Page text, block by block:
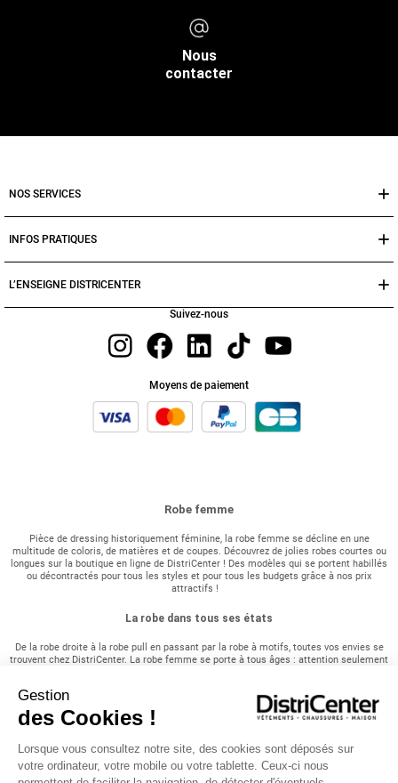
Gestion
des Cookies !
Lorsque vous consultez notre site, des cookies sont déposés sur
votre ordinateur, votre mobile ou votre tablette. Ceux-ci nous
Robe femme
Pièce de dressing historiquement féminine, la robe femme se décline en une
multitude de coloris, de matières et de coupes. Découvrez de jolies robes courtes ou
longues sur la boutique en ligne de DistriCenter ! Des modèles qui se portent habillés
ou décontractés pour tous les styles et pour tous les budgets grâce à nos prix
attractifs !
La robe dans tous ses états
De la robe droite à la robe pull en passant par la robe à motifs, toutes vos envies se
trouvent chez DistriCenter. La robe femme se porte à tous âges : attention seulement
robe bustier associée à des escarpins ou des sandales à talons hauts sans vous
ruiner. En périodes de fêtes ou de cérémonie comme les baptêmes, les communions
et les mariages, notre collection s'adapte pour vous satisfaire et vous vêtir en ces
tendances, vous en trouverez quelques modèles dans cette catégorie. Vous pourrez la
porter avec des baskets, des bottines ou des chaussures à lacets et par conséquent
multiplier les looks avec seulement une seule tenue. En été, la saison de la robe
Nous
contacter
NOS SERVICES
INFOS PRATIQUES
L’ENSEIGNE DISTRICENTER
Suivez-nous
Moyens de paiement